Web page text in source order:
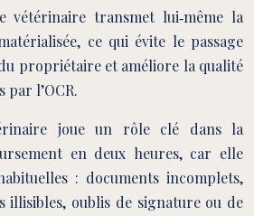
vétérinaire transmet lui‑même la
ce qui évite le passage
propriétaire et améliore la qualité
par l’OCR.
joue un rôle clé dans la
en deux heures, car elle
: documents incomplets,
illisibles, oublis de signature ou de